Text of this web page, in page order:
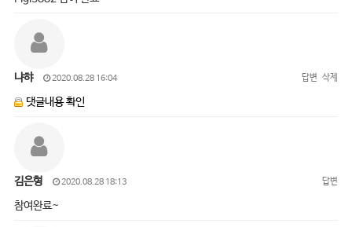
냐햐 2020.08.28 16:04 답변 삭제
댓글내용 확인
김은형 2020.08.28 18:13 답변
참여완료~